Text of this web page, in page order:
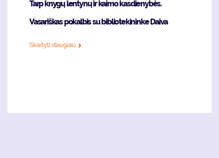
Tarp knygų lentynų ir kaimo kasdienybės.
Vasariškas pokalbis su bibliotekininke Daiva
Skaityti daugiau